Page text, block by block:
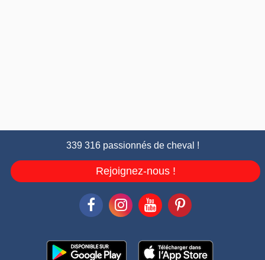
339 316 passionnés de cheval !
Rejoignez-nous !